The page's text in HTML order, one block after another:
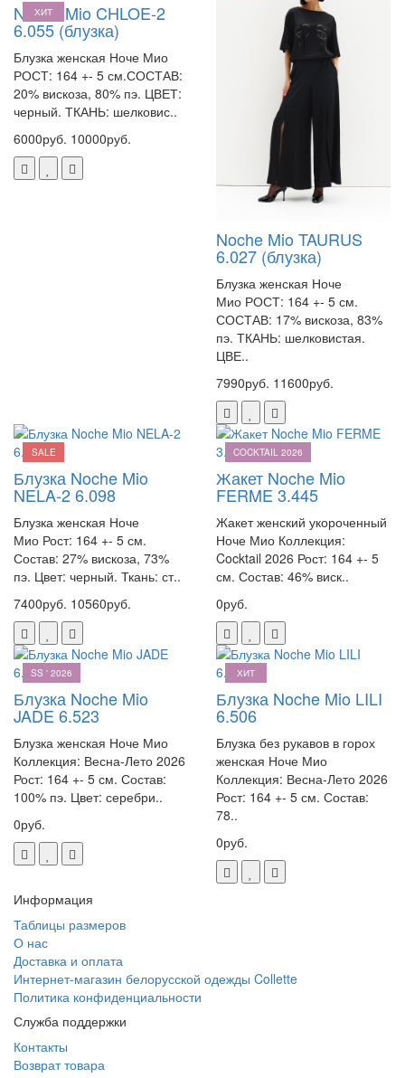
ХИТ
Noche Mio CHLOE-2
6.055 (блузка)
Блузка женская Ноче Мио
РОСТ: 164 +- 5 см.СОСТАВ:
20% вискоза, 80% пэ. ЦВЕТ:
черный. ТКАНЬ: шелковис..
6000руб. 10000руб.
Noche Mio TAURUS
6.027 (блузка)
Блузка женская Ноче
Мио РОСТ: 164 +- 5 см.
СОСТАВ: 17% вискоза, 83%
пэ. ТКАНЬ: шелковистая.
ЦВЕ..
7990руб. 11600руб.
SALE
Блузка Noche Mio
NELA-2 6.098
Блузка женская Ноче
Мио Рост: 164 +- 5 см.
Состав: 27% вискоза, 73%
пэ. Цвет: черный. Ткань: ст..
7400руб. 10560руб.
COCKTAIL 2026
Жакет Noche Mio
FERME 3.445
Жакет женский укороченный
Ноче Мио Коллекция:
Cocktail 2026 Рост: 164 +- 5
см. Состав: 46% виск..
0руб.
SS ' 2026
Блузка Noche Mio
JADE 6.523
Блузка женская Ноче Мио
Коллекция: Весна-Лето 2026
Рост: 164 +- 5 см. Состав:
100% пэ. Цвет: серебри..
0руб.
ХИТ
Блузка Noche Mio LILI
6.506
Блузка без рукавов в горох
женская Ноче Мио
Коллекция: Весна-Лето 2026
Рост: 164 +- 5 см. Состав:
78..
0руб.
Информация
Таблицы размеров
О нас
Доставка и оплата
Интернет-магазин белорусской одежды Collette
Политика конфиденциальности
Служба поддержки
Контакты
Возврат товара